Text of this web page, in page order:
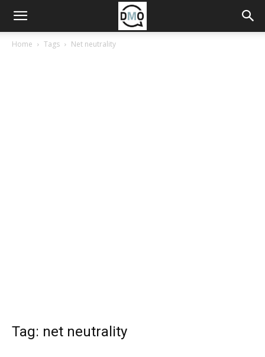
Home Tags Net neutrality
Tag: net neutrality